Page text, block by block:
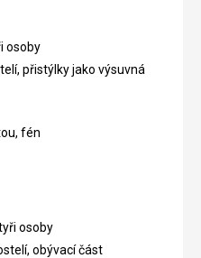
osoby
fén
osoby
obývací část